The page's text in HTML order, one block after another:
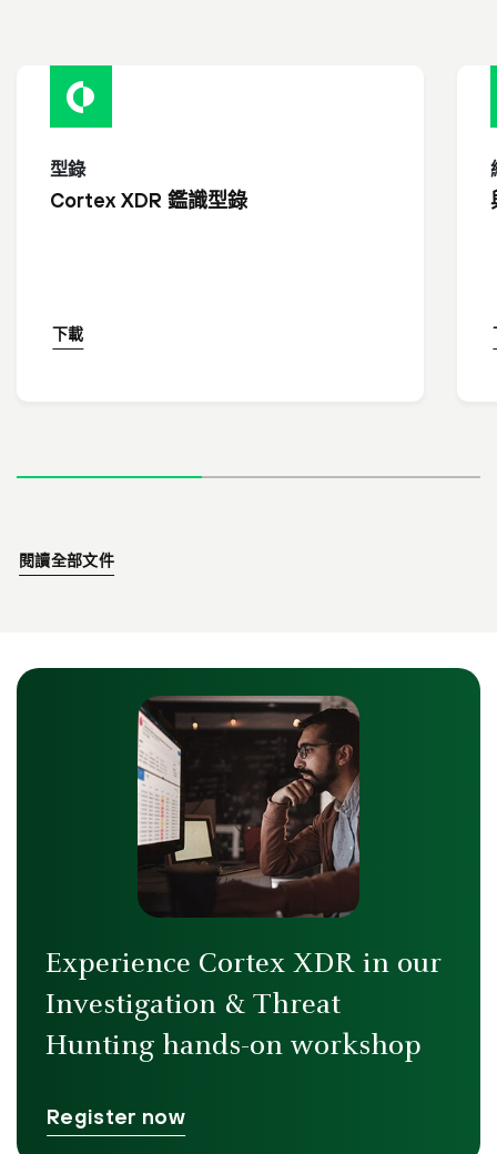
型錄
Cortex XDR 鑑識型錄
下載
閱讀全部文件
Experience Cortex XDR in our
Investigation & Threat
Hunting hands-on workshop
Register now